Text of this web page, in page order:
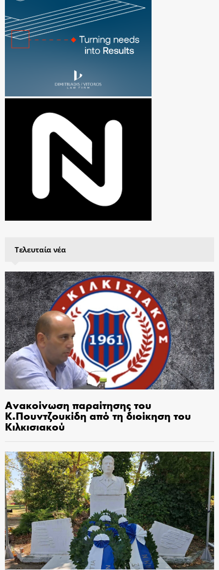
Τελευταία νέα
Ανακοίνωση παραίτησης του
Κ.Πουντζουκίδη από τη διοίκηση του
Κιλκισιακού